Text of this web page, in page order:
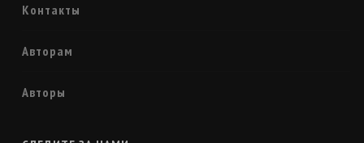
Контакты
Авторам
Авторы